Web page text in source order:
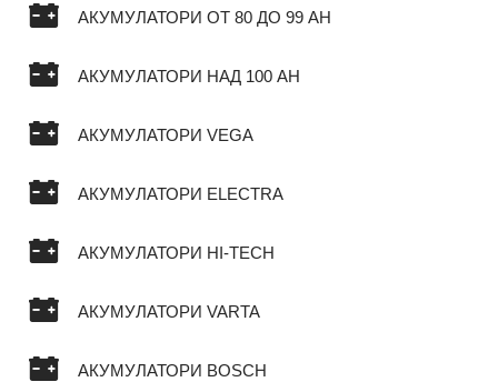
АКУМУЛАТОРИ ОТ 80 ДО 99 AH
АКУМУЛАТОРИ НАД 100 AH
АКУМУЛАТОРИ VEGA
АКУМУЛАТОРИ ELECTRA
АКУМУЛАТОРИ HI-TECH
АКУМУЛАТОРИ VARTA
АКУМУЛАТОРИ BOSCH